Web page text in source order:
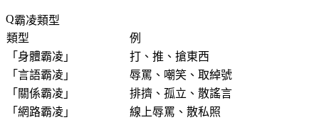
霸凌類型
類型
例
「 身體霸凌 」
打、推、搶東西
「 言語霸凌 」
辱罵、嘲笑、取綽號
「 關係霸凌 」
排擠、孤立、散謠言
「 網路霸凌 」
線上辱罵、散私照